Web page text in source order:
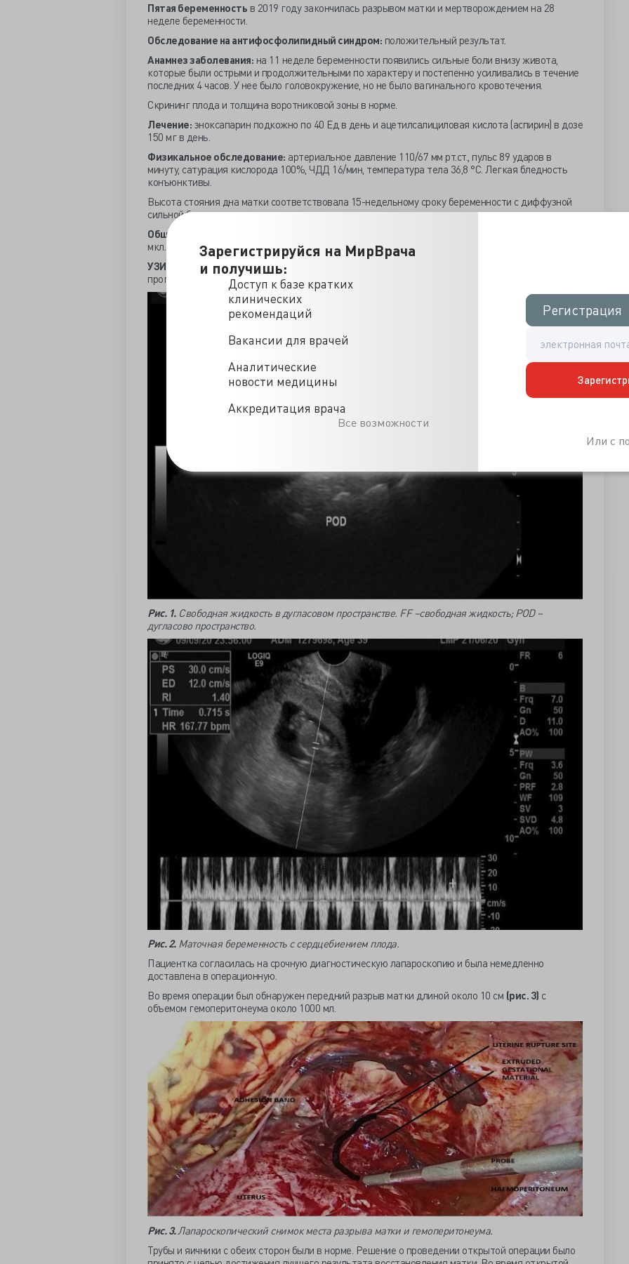
Зарегистрируйся на МирВрача
и получишь:
Доступ к базе кратких
клинических
рекомендаций
Вакансии для врачей
Аналитические
новости медицины
Аккредитация врача
Все возможности
Регистрация
Регистрация
Или с
Пятая беременность в 2019 году закончилась разрывом матки и мертворождением на 28
неделе беременности.
Обследование на антифосфолипидный синдром: положительный результат.
Анамнез заболевания: на 11 неделе беременности появились сильные боли внизу живота,
которые были острыми и продолжительными по характеру и постепенно усиливались в течение
последних 4 часов. У нее было головокружение, но не было вагинального кровотечения.
Скрининг плода и толщина воротниковой зоны в норме.
Лечение: эноксапарин подкожно по 40 Ед в день и ацетилсалициловая кислота (аспирин) в дозе
150 мг в день.
Физикальное обследование: артериальное давление 110/67 мм рт.ст., пульс 89 ударов в
минуту, сатурация кислорода 100%, ЧДД 16/мин, температура тела 36,8 °C. Легкая бледность
конъюнктивы.
Высота стояния дна матки соответствовала 15-недельному сроку беременности с диффузной
сильной болезненностью.
Общий анализ крови:
мкл.
УЗИ брюшной полостивыявило наличие свободной жидкости в брюшной полости и
прогрессирующую маточную беременности (рис. 1,2).
Рис. 1.Свободная жидкость в дугласовом пространстве. FF –свободная жидкость; POD –
дугласово пространство.
Рис. 2.Маточная беременность с сердцебиением плода.
Пациентка согласилась на срочную диагностическую лапароскопию и была немедленно
доставлена в операционную.
Во время операции был обнаружен передний разрыв матки длиной около 10 см (рис. 3) с
объемом гемоперитонеума около 1000 мл.
Рис. 3.Лапароскопический снимок места разрыва матки и гемоперитонеума.
Трубы и яичники с обеих сторон были в норме. Решение о проведении открытой операции было